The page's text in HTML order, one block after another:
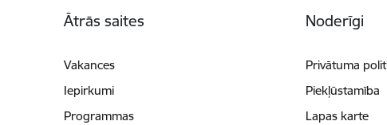
Ātrās saites
Vakances
Iepirkumi
Programmas
Noderīgi
Privātuma
Piekļūstamība
Lapas karte